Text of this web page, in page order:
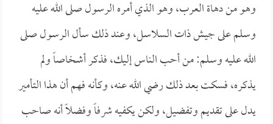
وهو من دهاة العرب، وهو الذي أمره الرسول صلى الله عليه
وسلم على جيش ذات السلاسل، وعند ذلك سأل الرسول صلى
الله عليه وسلم: من أحب الناس إليك، فذكر أشخاصاً ولم
يذكره، فسكت بعد ذلك رضي الله عنه، وكأنه فهم أن هذا التأمير
يدل على تقديم وتفضيل، ولكن يكفيه شرفاً وفضلاً أنه صاحب